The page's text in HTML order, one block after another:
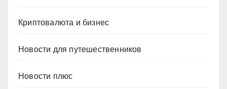
Криптовалюта и бизнес
Новости для путешественников
Новости плюс